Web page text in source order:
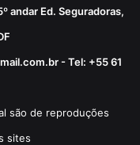
andar Ed. Seguradoras,
- Tel: +55 61
são de reproduções
sites